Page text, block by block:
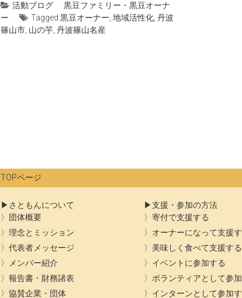
活動ブログ
黒豆ファミリー・黒豆オーナ
ー
Tagged 黒豆オーナー 地域活性化 丹波
篠山市 山の芋 丹波篠山名産
TOPページ
さともんについて
団体概要
理念とミッション
代表者メッセージ
メンバー紹介
報告書・財務諸表
協賛企業・団体
支援・参加の方法
寄付で支援する
オーナーになって支援
美味しく食べて支援する
イベントに参加する
ボランティアとして参
インターンとして参加